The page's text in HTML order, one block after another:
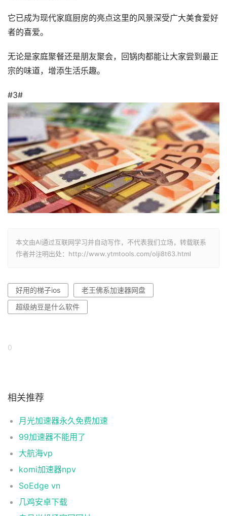
它已成为现代家庭厨房的亮点这里的风景深受广大美食爱好
者的喜爱。
无论是家庭聚餐还是朋友聚会，回锅肉都能让大家尝到最正
宗的味道，增添生活乐趣。
#3#
本文由AI通过互联网学习并自动写作，不代表我们立场，转载联系
作者并注明出处：http://www.ytmtools.com/olji8t63.html
好用的梯子ios
老王佛系加速器网盘
超级纳豆是什么软件
0
相关推荐
月光加速器永久免费加速
99加速器不能用了
大航海vp
komi加速器npv
SoEdge vn
几鸡安卓下载